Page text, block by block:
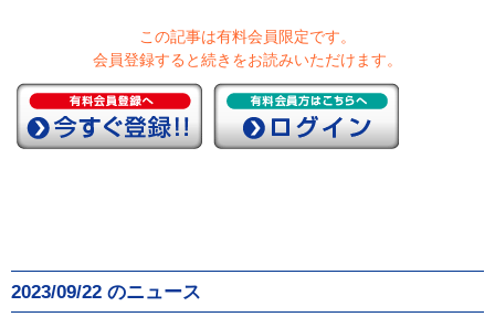
この記事は有料会員限定です。
会員登録すると続きをお読みいただけます。
2023/09/22 のニュース